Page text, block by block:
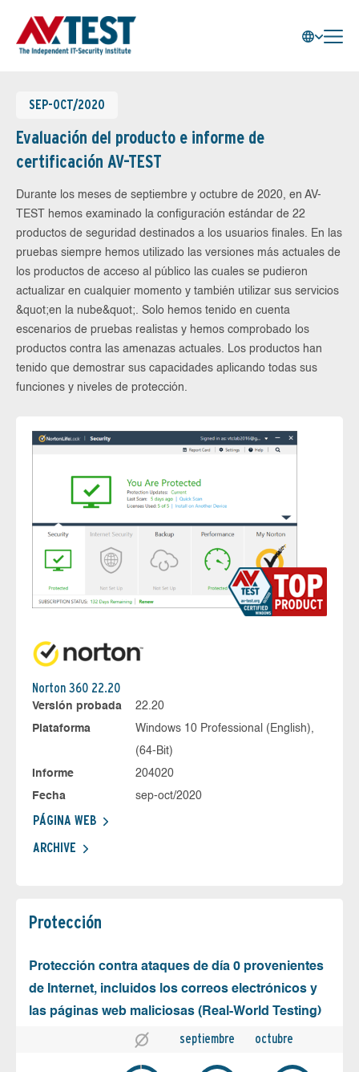
SEP-OCT/2020
Evaluación del producto e informe de
certificación AV-TEST
Durante los meses de septiembre y octubre de 2020, en AV-
TEST hemos examinado la configuración estándar de 22
productos de seguridad destinados a los usuarios finales. En las
pruebas siempre hemos utilizado las versiones más actuales de
los productos de acceso al público las cuales se pudieron
actualizar en cualquier momento y también utilizar sus servicios
&quot;en la nube&quot;. Solo hemos tenido en cuenta
escenarios de pruebas realistas y hemos comprobado los
productos contra las amenazas actuales. Los productos han
tenido que demostrar sus capacidades aplicando todas sus
funciones y niveles de protección.
Norton 360 22.20
Versión probada
22.20
Plataforma
Windows 10 Professional (English),
(64-Bit)
Informe
204020
Fecha
sep-oct/2020
PÁGINA WEB
ARCHIVE
Protección
Protección contra ataques de día 0 provenientes
de Internet, incluidos los correos electrónicos y
las páginas web maliciosas (Real-World Testing)
septiembre octubre